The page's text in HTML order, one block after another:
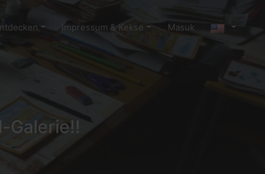
Impressum & Kekse Masuk
Galerie!!